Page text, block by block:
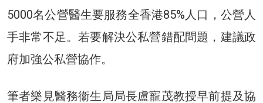
5000名公營醫生要服務全香港85%人口，公營人
手非常不足。若要解決公私營錯配問題，建議政
府加強公私營協作。
筆者樂見醫務衞生局局長盧寵茂教授早前提及協